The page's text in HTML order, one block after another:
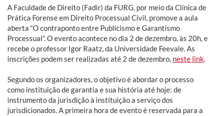
A Faculdade de Direito (Fadir) da FURG, por meio da Clínica de
Prática Forense em Direito Processual Civil, promove a aula
aberta “O contraponto entre Publicismo e Garantismo
Processual”. O evento acontece no dia 2 de dezembro, às 20h, e
recebe o professor Igor Raatz, da Universidade Feevale. As
inscrições podem ser realizadas até 2 de dezembro, neste link.
Segundo os organizadores, o objetivo é abordar o processo
como instituição de garantia e sua história até hoje: de
instrumento da jurisdição à instituição a serviço dos
jurisdicionados. A primeira hora de evento é reservada para a